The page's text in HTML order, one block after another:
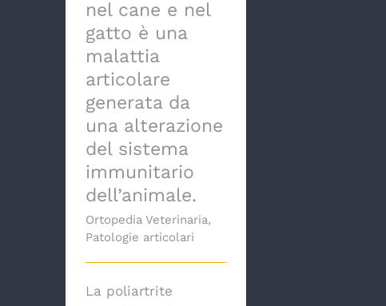
nel cane e nel
gatto è una
malattia
articolare
generata da
una alterazione
del sistema
immunitario
dell’animale.
Ortopedia Veterinaria,
Patologie articolari
La poliartrite